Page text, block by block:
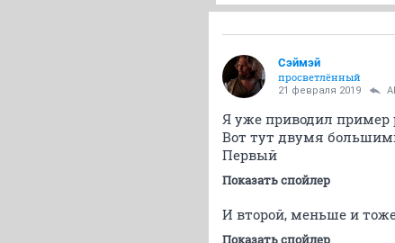
Сэймэй
просветлённый
21 февраля 2019
Я уже приводил пример
Вот тут двумя
Первый
Показать спойлер
И второй, меньше и
Показать спойлер